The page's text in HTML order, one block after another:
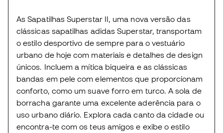
As Sapatilhas Superstar II, uma nova versão das
clássicas sapatilhas adidas Superstar, transportam
o estilo desportivo de sempre para o vestuário
urbano de hoje com materiais e detalhes de design
únicos. Incluem a mítica biqueira e as clássicas
bandas em pele com elementos que proporcionam
conforto, como um suave forro em turco. A sola de
borracha garante uma excelente aderência para o
uso urbano diário. Explora cada canto da cidade ou
encontra-te com os teus amigos e exibe o estilo